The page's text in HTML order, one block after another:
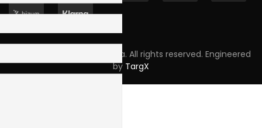
Copyright © 2023 Skpro, Lda. All rights reserved. Engineered
by TargX